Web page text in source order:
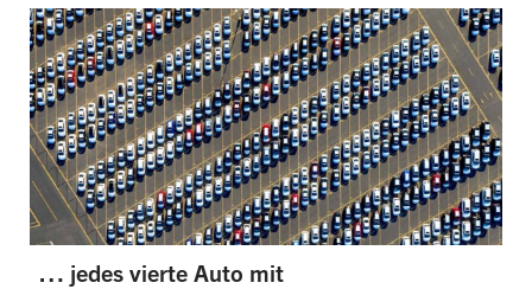
… jedes vierte Auto mit